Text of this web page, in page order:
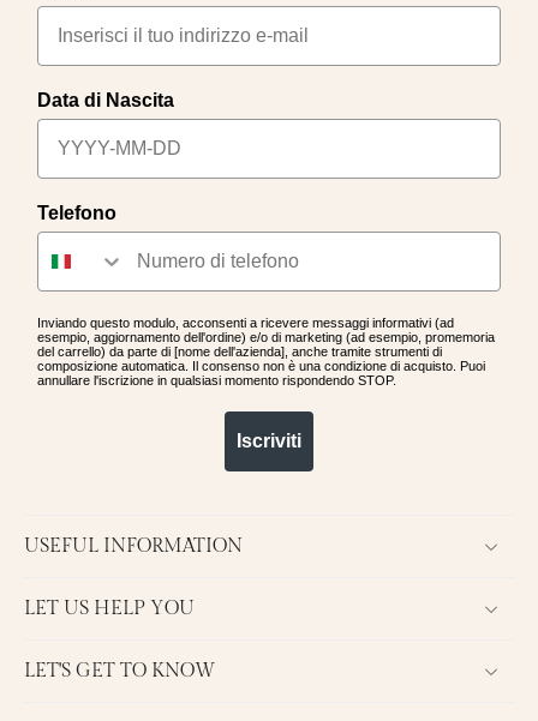
Data di Nascita
Telefono
Inviando questo modulo, acconsenti a ricevere messaggi informativi (ad
esempio, aggiornamento dell'ordine) e/o di marketing (ad esempio, promemoria
del carrello) da parte di [nome dell'azienda], anche tramite strumenti di
composizione automatica. Il consenso non è una condizione di acquisto. Puoi
annullare l'iscrizione in qualsiasi momento rispondendo STOP.
Iscriviti
USEFUL INFORMATION
LET US HELP YOU
LET'S GET TO KNOW